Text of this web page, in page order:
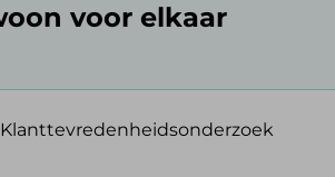
voor elkaar